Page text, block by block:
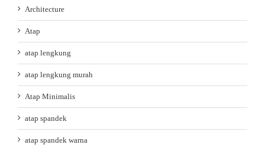
Architecture
Atap
atap lengkung
atap lengkung murah
Atap Minimalis
atap spandek
atap spandek warna